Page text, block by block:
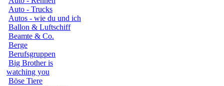
Auto - Trucks
Autos - wie du und ich
Ballon & Luftschiff
Beamte & Co.
Berge
Berufsgruppen
Big Brother is
watching you
Böse Tiere